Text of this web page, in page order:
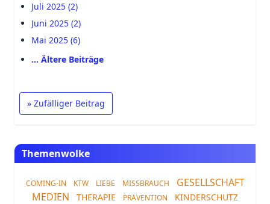
Juli 2025 (2)
Juni 2025 (2)
Mai 2025 (6)
… Ältere Beiträge
» Zufälliger Beitrag
Themenwolke
COMING-IN KTW LIEBE MISSBRAUCH
GESELLSCHAFT
MEDIEN
THERAPIE PRÄVENTION KINDERSCHUTZ